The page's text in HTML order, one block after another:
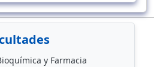
y Farmacia